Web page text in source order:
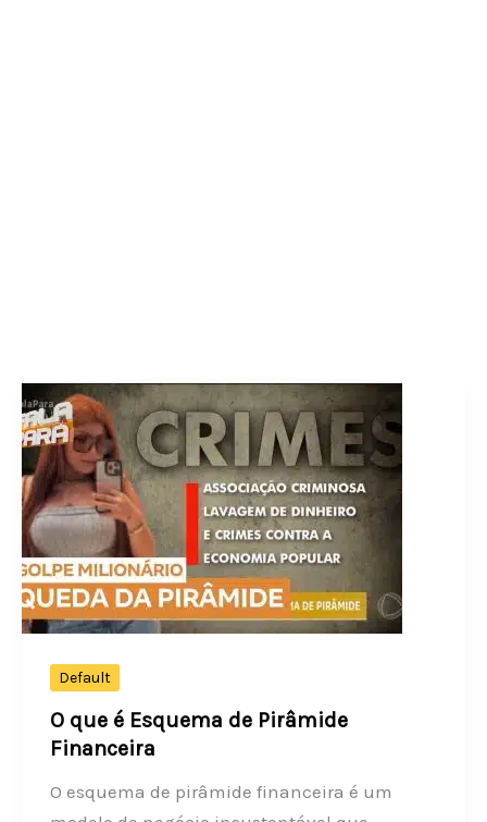
Default
O que é Esquema de Pirâmide
Financeira
O esquema de pirâmide financeira é um